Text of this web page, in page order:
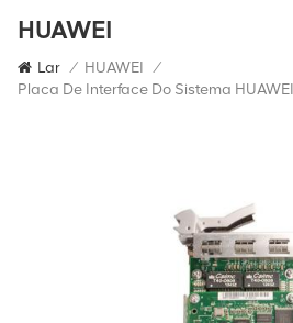
HUAWEI
Lar / HUAWEI /